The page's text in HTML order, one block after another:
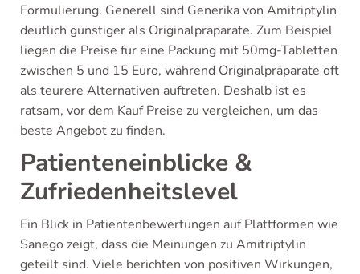
Formulierung. Generell sind Generika von Amitriptylin
deutlich günstiger als Originalpräparate. Zum Beispiel
liegen die Preise für eine Packung mit 50mg-Tabletten
zwischen 5 und 15 Euro, während Originalpräparate oft
als teurere Alternativen auftreten. Deshalb ist es
ratsam, vor dem Kauf Preise zu vergleichen, um das
beste Angebot zu finden.
Patienteneinblicke &
Zufriedenheitslevel
Ein Blick in Patientenbewertungen auf Plattformen wie
Sanego zeigt, dass die Meinungen zu Amitriptylin
geteilt sind. Viele berichten von positiven Wirkungen,